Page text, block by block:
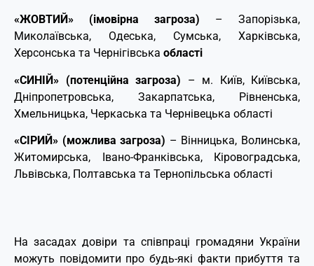
«ЖОВТИЙ» (імовірна загроза) – Запорізька,
Миколаївська, Одеська, Сумська, Харківська,
Херсонська та Чернігівська області
«СИНІЙ» (потенційна загроза) – м. Київ, Київська,
Дніпропетровська, Закарпатська, Рівненська,
Хмельницька, Черкаська та Чернівецька області
«СІРИЙ» (можлива загроза) – Вінницька, Волинська,
Житомирська, Івано-Франківська, Кіровоградська,
Львівська, Полтавська та Тернопільська області
На засадах довіри та співпраці громадяни України
можуть повідомити про будь-які факти прибуття та